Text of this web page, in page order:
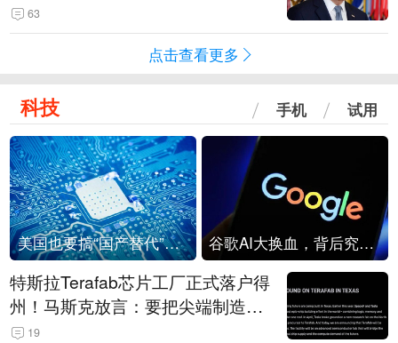
63
点击查看更多
科技 手机 试用
美国也要搞“国产替代”？先算清三笔账 谷歌AI大换血，背后究竟发生了什么？
特斯拉Terafab芯片工厂正式落户得
州！马斯克放言：要把尖端制造带
回美国
19